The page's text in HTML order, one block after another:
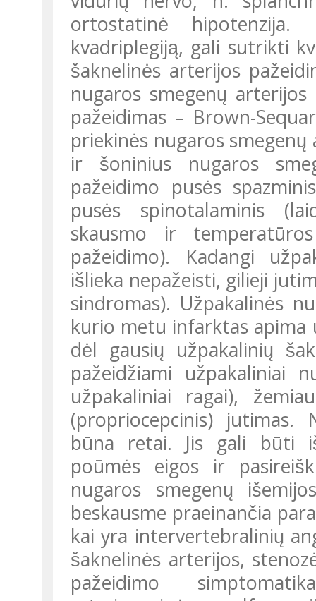
ortostatinė hipotenzija.
kvadriplegiją, gali sutrikti
šaknelinės arterijos
nugaros smegenų
pažeidimas – Brown-
priekinės nugaros
ir šoninius nugaros
pažeidimo pusės
pusės spinotalaminis
skausmo ir
pažeidimo). Kadangi
išlieka nepažeisti, gilieji
sindromas). Užpakalinės
kurio metu infarktas apima
dėl gausių užpakalinių
pažeidžiami užpakaliniai
užpakaliniai ragai),
(propriocepcinis) jutimas.
būna retai. Jis gali būti
poūmės eigos ir
nugaros smegenų
beskausme praeinančia
kai yra intervertebralinių
šaknelinės arterijos,
pažeidimo